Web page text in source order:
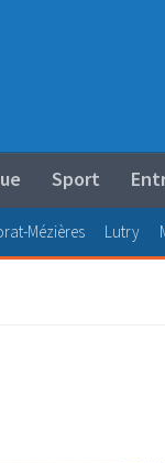
Sport
Mézières Lutry